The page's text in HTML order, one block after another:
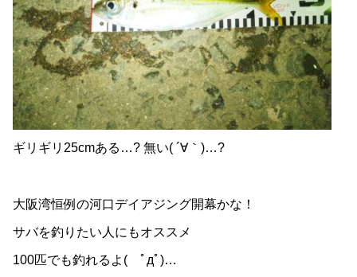
ギリギリ25cmある…? 無い( ´∀｀)…?
大阪湾恒例の河口デイアジング開幕かな！
サバを釣りたい人にもオススメ
100匹でも釣れるよ( ﾟдﾟ)…